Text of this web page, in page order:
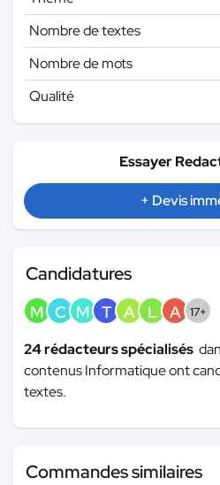
Nombre de textes
Nombre de mots
Qualité
Essayer
+ Devis
Candidatures
M C M T A L A 17+
24 rédacteurs spécialisés
contenus Informatique ont
textes.
Commandes similaires